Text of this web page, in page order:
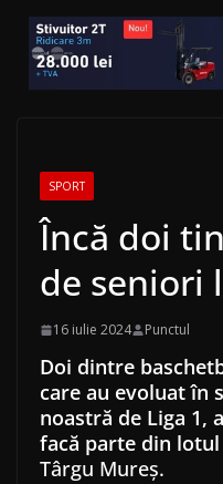
SPORT
Încă doi
de seniori
16 iulie 2024 Punctul
Doi dintre
care au evoluat în
noastră de Liga 1,
facă parte din lotul
Târgu Mureș.